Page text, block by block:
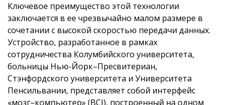
Ключевое преимущество этой технологии
заключается в ее чрезвычайно малом размере в
сочетании с высокой скоростью передачи данных.
Устройство, разработанное в рамках
сотрудничества Колумбийского университета,
больницы Нью-Йорк–Пресвитериан,
Стэнфордского университета и Университета
Пенсильвании, представляет собой интерфейс
«мозг–компьютер» (BCI), построенный на одном